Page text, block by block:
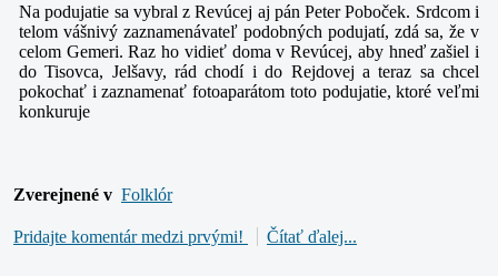
Na podujatie sa vybral z Revúcej aj pán Peter Poboček. Srdcom i
telom vášnivý zaznamenávateľ podobných podujatí, zdá sa, že v
celom Gemeri. Raz ho vidieť doma v Revúcej, aby hneď zašiel i
do Tisovca, Jelšavy, rád chodí i do Rejdovej a teraz sa chcel
pokochať i zaznamenať fotoaparátom toto podujatie, ktoré veľmi
konkuruje
Zverejnené v Folklór
Pridajte komentár medzi prvými! Čítať ďalej...